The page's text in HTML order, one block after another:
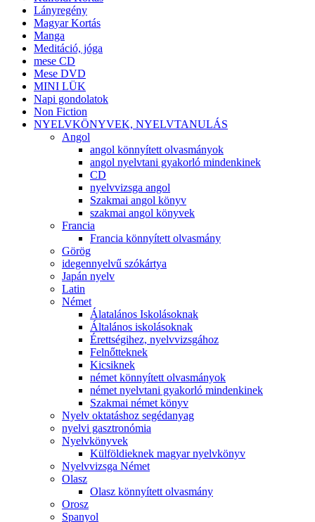
Lányregény
Magyar Kortás
Manga
Meditáció, jóga
mese CD
Mese DVD
MINI LÜK
Napi gondolatok
Non Fiction
NYELVKÖNYVEK, NYELVTANULÁS
Angol
angol könnyített olvasmányok
angol nyelvtani gyakorló mindenkinek
CD
nyelvvizsga angol
Szakmai angol könyv
szakmai angol könyvek
Francia
Francia könnyített olvasmány
Görög
idegennyelvű szókártya
Japán nyelv
Latin
Német
Álatalános Iskolásoknak
Általános iskolásoknak
Érettségihez, nyelvvizsgához
Felnőtteknek
Kicsiknek
német könnyített olvasmányok
német nyelvtani gyakorló mindenkinek
Szakmai német könyv
Nyelv oktatáshoz segédanyag
nyelvi gasztronómia
Nyelvkönyvek
Külföldieknek magyar nyelvkönyv
Nyelvvizsga Német
Olasz
Olasz könnyített olvasmány
Orosz
Spanyol